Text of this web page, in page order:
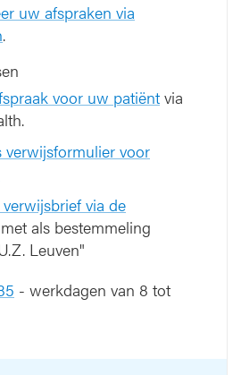
uw afspraken via
.
voor uw patiënt via
verwijsformulier voor
via de
met als bestemmeling
Leuven"
- werkdagen van 8 tot